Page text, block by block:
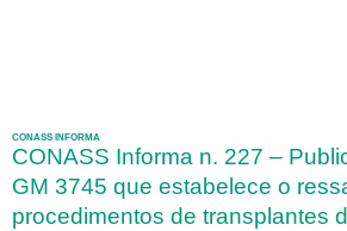
CONASS INFORMA
CONASS Informa n. 227 –
GM 3745 que estabelece o
procedimentos de transplantes